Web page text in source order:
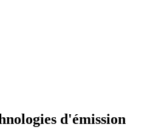
d'émission